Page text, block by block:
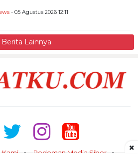
- 05 Agustus 2026 12:11
Berita Lainnya
Kami
Pedoman Media Siber
×